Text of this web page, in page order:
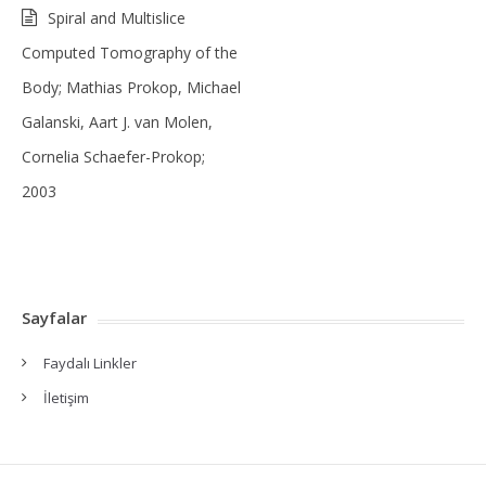
Spiral and Multislice
Computed Tomography of the
Body; Mathias Prokop, Michael
Galanski, Aart J. van Molen,
Cornelia Schaefer-Prokop;
2003
Sayfalar
Faydalı Linkler
İletişim